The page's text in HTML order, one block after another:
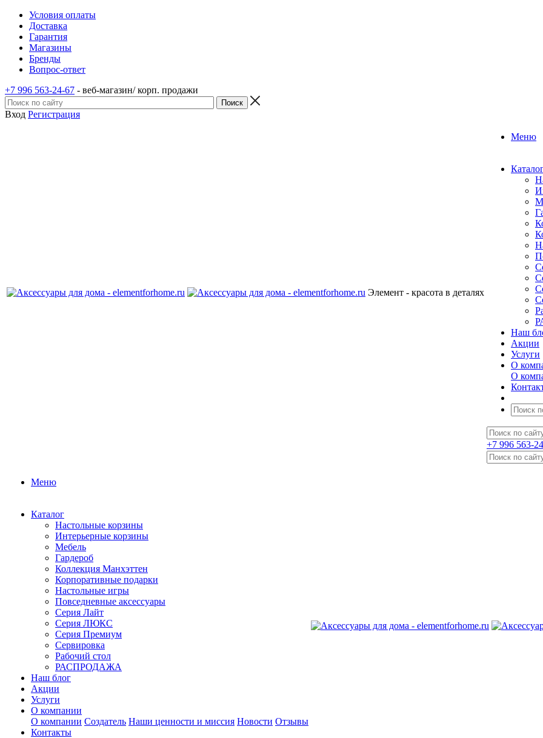
Условия оплаты
Доставка
Гарантия
Магазины
Бренды
Вопрос-ответ
+7 996 563-24-67 - веб-магазин/ корп. продажи
Вход Регистрация
Элемент - красота в деталях
Меню
Наш
Акции
Услуги
О
О
+7 996 563-
Меню
Каталог
Настольные корзины
Интерьерные корзины
Мебель
Гардероб
Коллекция Манхэттен
Корпоративные подарки
Настольные игры
Повседневные аксессуары
Серия Лайт
Серия ЛЮКС
Серия Премиум
Сервировка
Рабочий стол
РАСПРОДАЖА
Наш блог
Акции
Услуги
О компании
О компании Создатель Наши ценности и миссия Новости Отзывы
Контакты